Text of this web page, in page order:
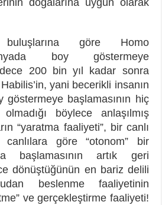
buluşlarına göre Homo
boy göstermeye
200 bin yıl kadar sonra
yani becerikli insanın
göstermeye başlamasının hiç
böylece anlaşılmış
“yaratma faaliyeti”, bir canlı
göre “otonom” bir
başlamasının artık geri
dönüştüğünün en bariz delili
beslenme faaliyetinin
ve gerçekleştirme faaliyeti!